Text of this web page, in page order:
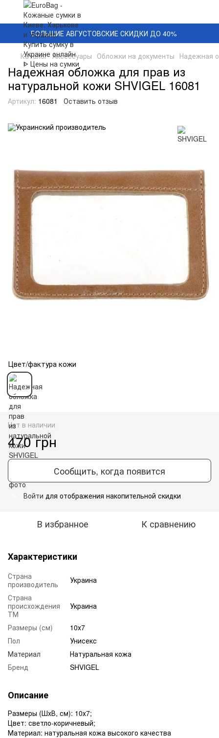
БОЛЬШИЕ АВГУСТОВСКИЕ СКИДКИ ДО 40%
Каталог Аксессуары Обложки на документы Надежная
Надежная обложка для прав из
натуральной кожи SHVIGEL 16081
Артикул: 16081 Оставить отзыв
Цвет/фактура кожи
Нет в наличии
470 грн
Сообщить, когда появится
Войти для отображения накопительной скидки
В избранное К сравнению
Характеристики
Страна
производитель
Украина
Страна
происхождения
ТМ
Украина
Размеры (см)
10х7
Пол
Унисекс
Материал
Натуральная кожа
Бренд
SHVIGEL
Описание
Размеры (ШхВ, см): 10х7;
Цвет: светло-коричневый;
Материал: натуральная кожа высокого качества